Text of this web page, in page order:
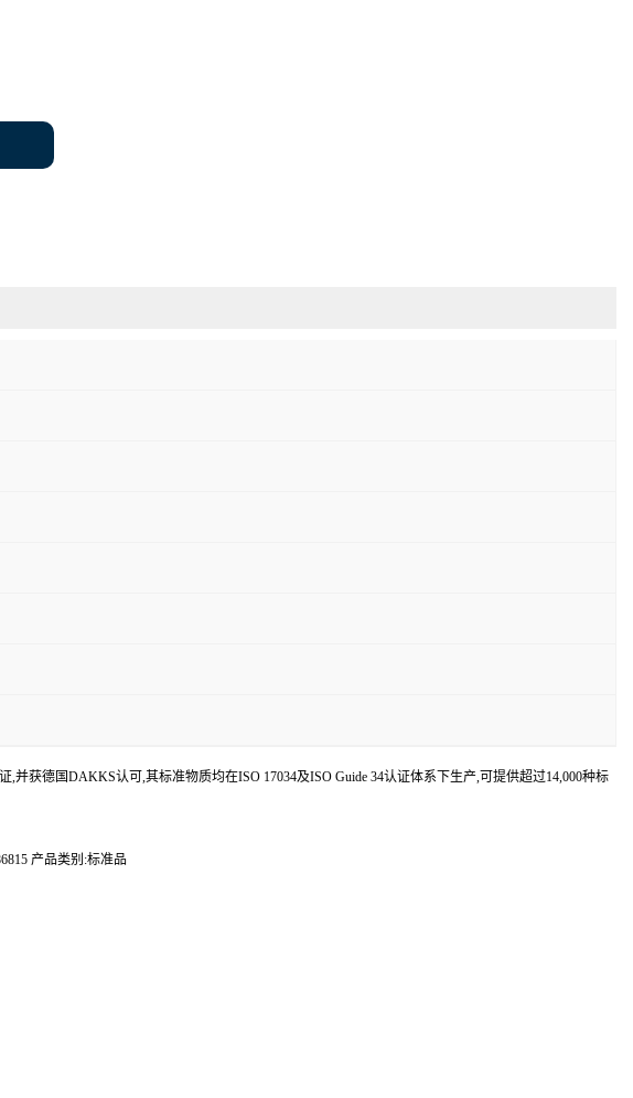
,并获德国DAKKS认可,其标准物质均在ISO 17034及ISO Guide 34认证体系下生产,可提供超过14,000种标
产品类别:标准品